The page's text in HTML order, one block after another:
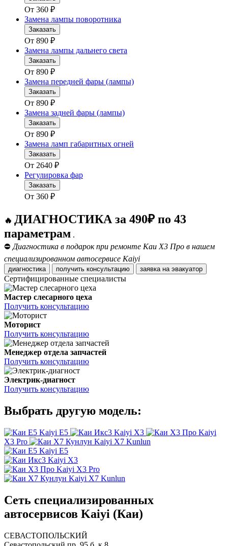
От 360 ₽
Замена лампы поворотника
Заказать
От 890 ₽
Замена лампы дальнего света
Заказать
От 890 ₽
Замена передней фары (лампы)
Заказать
От 890 ₽
Замена задней фары (лампы)
Заказать
От 890 ₽
Замена ламп габаритных огней
Заказать
От 2640 ₽
Регулировка фар
Заказать
От 360 ₽
🔥 ДИАГНОСТИКА за 490₽ по 43
параметрам .
⛔ Диагностика в подарок при ремонте Каи Х3 Про в нашем
специализированном автосервисе Kaiyi
диагностика получить консультацию заявка на эвакуатор
Сертифицированные специалисты
Мастер слесарного цеха
Получить консультацию
Моторист
Получить консультацию
Менеджер отдела запчастей
Получить консультацию
Электрик-диагност
Получить консультацию
Выбрать другую модель:
Kaiyi E5 Kaiyi X3
Kaiyi
X3 Pro
Kaiyi X7 Kunlun
Kaiyi E5
Kaiyi X3
Kaiyi X3 Pro
Kaiyi X7 Kunlun
Сеть специализированных
автосервисов Kaiyi (Каи)
СЕВАСТОПОЛЬСКИЙ